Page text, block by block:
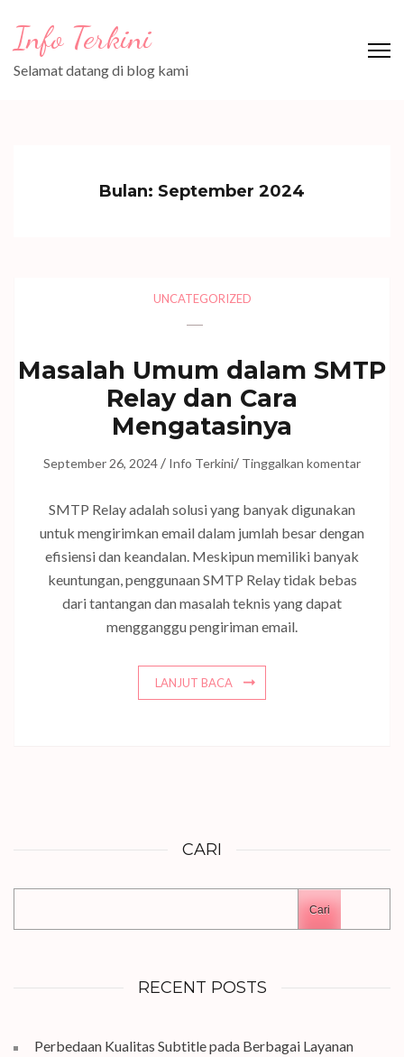
konten
(Tekan
Info Terkini
Selamat datang di blog kami
Bulan: September 2024
UNCATEGORIZED
Masalah Umum dalam SMTP
Relay dan Cara
Mengatasinya
September 26, 2024 / Info Terkini/ Tinggalkan komentar
SMTP Relay adalah solusi yang banyak digunakan
untuk mengirimkan email dalam jumlah besar dengan
efisiensi dan keandalan. Meskipun memiliki banyak
keuntungan, penggunaan SMTP Relay tidak bebas
dari tantangan dan masalah teknis yang dapat
mengganggu pengiriman email.
LANJUT BACA
CARI
Cari
RECENT POSTS
Perbedaan Kualitas Subtitle pada Berbagai Layanan